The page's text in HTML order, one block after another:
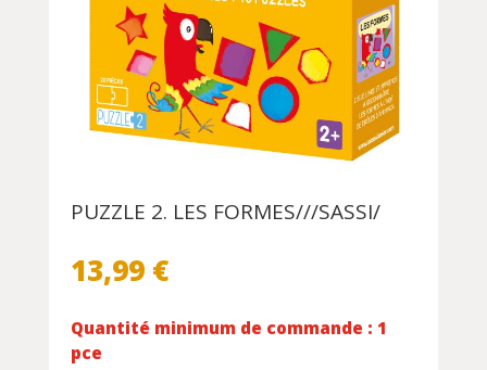
PUZZLE 2. LES FORMES///SASSI/
13,99 €
Quantité minimum de commande : 1
pce